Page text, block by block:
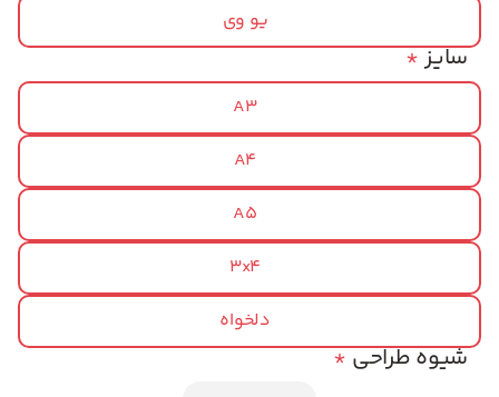
یو وی
*سایز
A3
A4
A5
3x4
دلخواه
*شیوه طراحی